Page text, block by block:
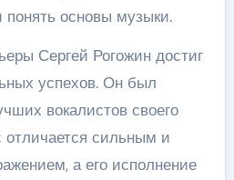
основы музыки.
Сергей Рогожин достиг
успехов. Он был
вокалистов своего
отличается сильным и
а его исполнение